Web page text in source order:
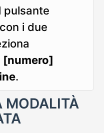
pulsante
i due
[numero]
.
MODALITÀ